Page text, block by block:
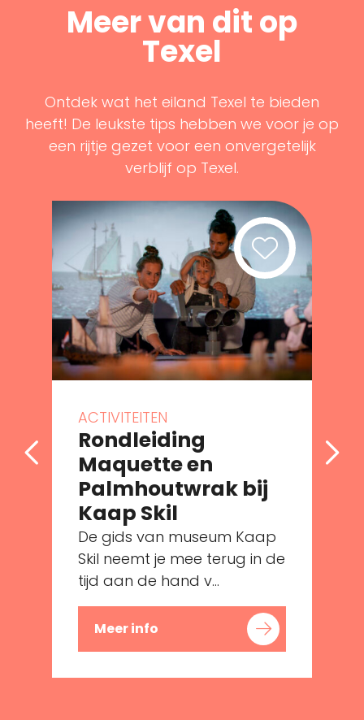
Meer van dit op
Texel
Ontdek wat het eiland Texel te bieden
heeft! De leukste tips hebben we voor je op
een rijtje gezet voor een onvergetelijk
verblijf op Texel.
ACTIVITEITEN
Rondleiding
Maquette en
Palmhoutwrak bij
Kaap Skil
De gids van museum Kaap
Skil neemt je mee terug in de
tijd aan de hand v...
Meer info